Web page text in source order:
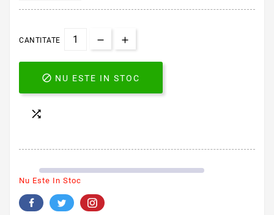
CANTITATE
 NU ESTE IN STOC

Nu Este In Stoc